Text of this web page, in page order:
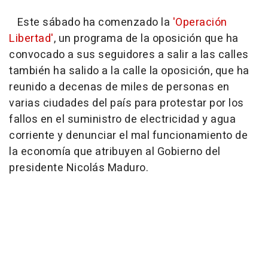
Este sábado ha comenzado la 'Operación
Libertad', un programa de la oposición que ha
convocado a sus seguidores a salir a las calles
también ha salido a la calle la oposición, que ha
reunido a decenas de miles de personas en
varias ciudades del país para protestar por los
fallos en el suministro de electricidad y agua
corriente y denunciar el mal funcionamiento de
la economía que atribuyen al Gobierno del
presidente Nicolás Maduro.